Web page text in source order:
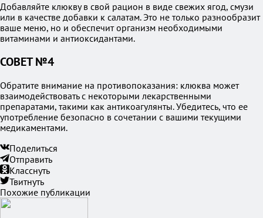
Добавляйте клюкву в свой рацион в виде свежих ягод, смузи
или в качестве добавки к салатам. Это не только разнообразит
ваше меню, но и обеспечит организм необходимыми
витаминами и антиоксидантами.
СОВЕТ №4
Обратите внимание на противопоказания: клюква может
взаимодействовать с некоторыми лекарственными
препаратами, такими как антикоагулянты. Убедитесь, что ее
употребление безопасно в сочетании с вашими текущими
медикаментами.
Поделиться
Отправить
Класснуть
Твитнуть
Похожие публикации